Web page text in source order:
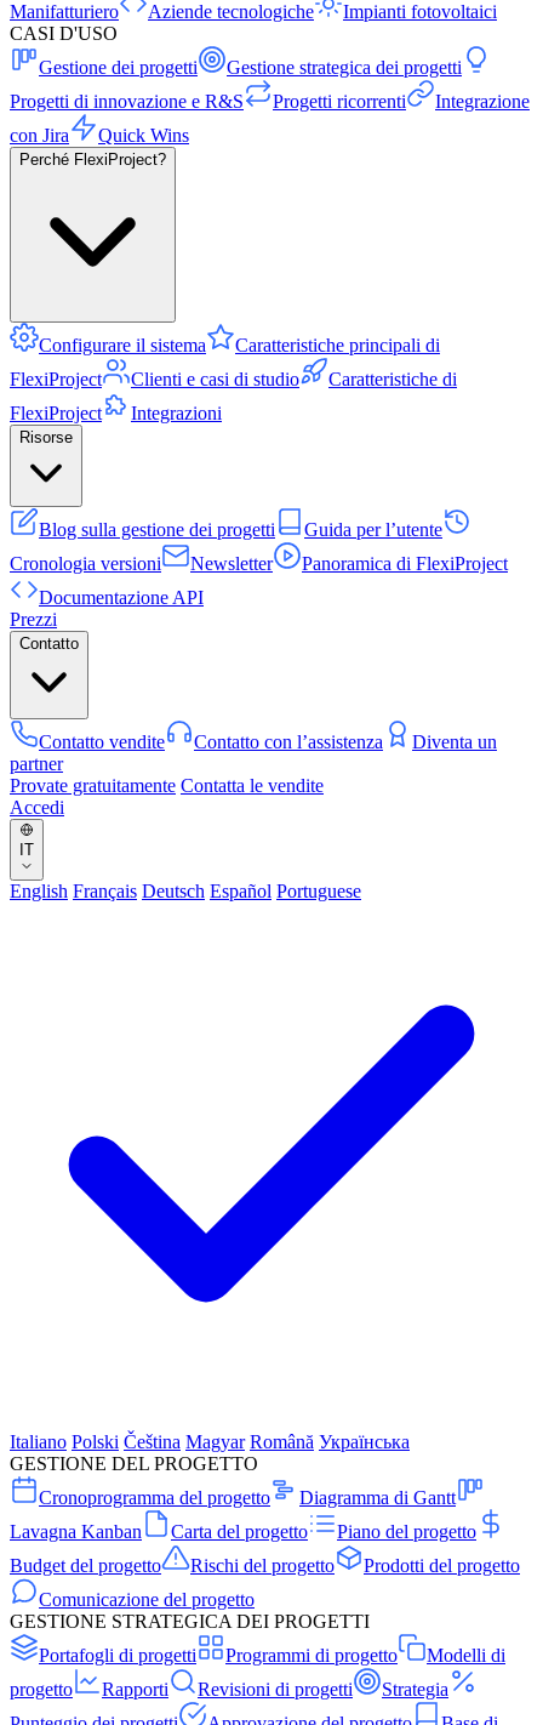
Manifatturiero
Aziende tecnologiche
Impianti fotovoltaici
CASI D'USO
Gestione dei progetti
Gestione strategica dei progetti
Progetti di innovazione e R&S
Progetti ricorrenti
Integrazione
con Jira
Quick Wins
Perché FlexiProject?
Configurare il sistema
Caratteristiche principali di
FlexiProject
Clienti e casi di studio
Caratteristiche di
FlexiProject
Integrazioni
Risorse
Blog sulla gestione dei progetti
Guida per l’utente
Cronologia versioni
Newsletter
Panoramica di FlexiProject
Documentazione API
Prezzi
Contatto
Contatto vendite Contatto con l’assistenza
Diventa un
partner
Provate gratuitamente Contatta le vendite
Accedi
IT
English Français Deutsch Español Portuguese
Italiano Polski Čeština Magyar Română Українська
GESTIONE DEL PROGETTO
Cronoprogramma del progetto
Diagramma di Gantt
Lavagna Kanban
Carta del progetto
Piano del progetto
Budget del progetto
Rischi del progetto
Prodotti del progetto
Comunicazione del progetto
GESTIONE STRATEGICA DEI PROGETTI
Portafogli di progetti
Programmi di progetto
Modelli di
progetto
Rapporti Revisioni di progetti
Strategia